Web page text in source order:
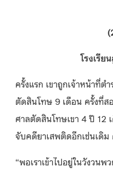
โรงเรีย
ครั้งแรก เขาถูกเจ้าหน้าที่ต
ตัดสินโทษ 9 เดือน ครั้งที่
ศาลตัดสินโทษเขา 4 ปี 12
จับคดียาเสพติดอีกเช่นเดิ
“พอเราเข้าไปอยู่ในวังวน